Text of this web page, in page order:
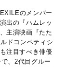
のメンバー
出の『ハムレッ
主演映画『たた
ドコンペティシ
注目すべき俳優
、2代目グルー